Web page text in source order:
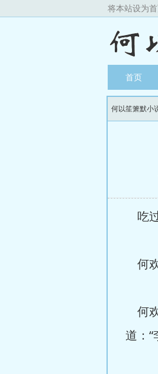
将本站设为
首页
何以笙箫默小
吃
何
何
道：